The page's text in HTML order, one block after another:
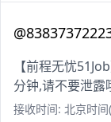
【前程无忧
分钟,请不要泄露
接收时间: 北京时